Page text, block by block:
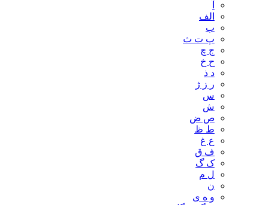
الف
ب
پ ت ث
ج چ
ح خ
د ذ
ر ز ژ
س
ش
ص ض
ط ظ
ع غ
ف ق
ک گ
ل م
ن
و ه ی